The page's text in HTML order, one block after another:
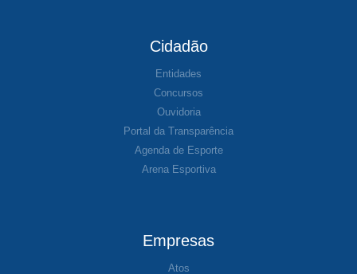
Cidadão
Entidades
Concursos
Ouvidoria
Portal da Transparência
Agenda de Esporte
Arena Esportiva
Empresas
Atos